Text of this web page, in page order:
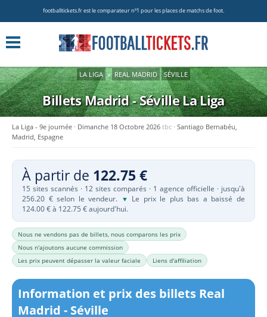
footballtickets.fr est le comparateur nº1 pour les places de matchs de foot.
LA LIGA » REAL MADRID SÉVILLE
Billets Madrid - SévilleLa Liga
La Liga - 9e journée Dimanche 18 Octobre 2026 tbc
Santiago Bernabéu,
Madrid, Espagne
À partir de 122.75 €
15 sites scannés · 12 sites comparés · 1 agence officielle · jusqu'à
256.20 € selon le vendeur.
▼
Le prix le plus bas a baissé de
124.00 € à 122.75 € aujourd'hui.
Nous ne vendons pas de billets, nous comparons les prix
Nous n'ajoutons aucune commission
Les prix peuvent dépasser la valeur faciale
Liens d'affiliation
Information et prix des billets Real
Madrid - Séville